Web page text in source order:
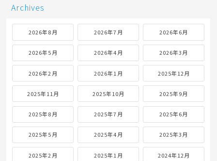
Archives
2026年8月 2026年7月 2026年6月
2026年5月 2026年4月 2026年3月
2026年2月 2026年1月 2025年12月
2025年11月 2025年10月 2025年9月
2025年8月 2025年7月 2025年6月
2025年5月 2025年4月 2025年3月
2025年2月 2025年1月 2024年12月